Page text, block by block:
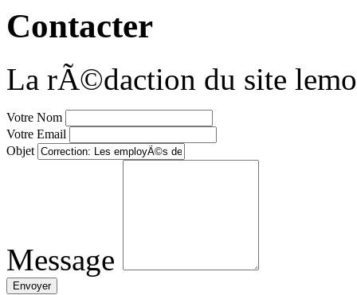
Contacter
La rÃ©daction du site
Votre Nom
Votre Email
Objet
Message